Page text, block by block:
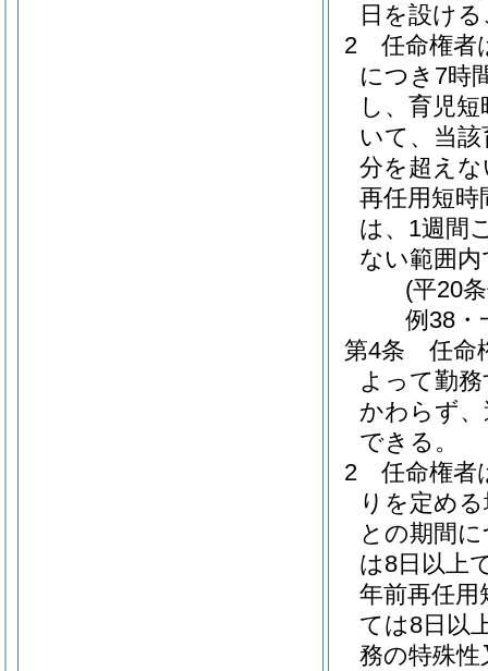
日を設け
2
任命権者
につき7時
し、育児
いて、当
分を超え
再任用短時
は、1週間
ない範囲
(平20
例38・
第4条
任命
よって勤
かわらず
できる。
2
任命権者
りを定め
との期間
は8日以上
年前再任用
ては8日以
務の特殊性